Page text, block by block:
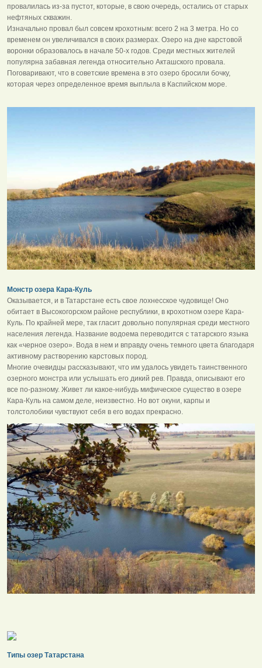
провалилась из-за пустот, которые, в свою очередь, остались от старых
нефтяных скважин.
Изначально провал был совсем крохотным: всего 2 на 3 метра. Но со
временем он увеличивался в своих размерах. Озеро на дне карстовой
воронки образовалось в начале 50-х годов. Среди местных жителей
популярна забавная легенда относительно Акташского провала.
Поговаривают, что в советские времена в это озеро бросили бочку,
которая через определенное время выплыла в Каспийском море.
Монстр озера Кара-Куль
Оказывается, и в Татарстане есть свое лохнесское чудовище! Оно
обитает в Высокогорском районе республики, в крохотном озере Кара-
Куль. По крайней мере, так гласит довольно популярная среди местного
населения легенда. Название водоема переводится с татарского языка
как «черное озеро». Вода в нем и вправду очень темного цвета благодаря
активному растворению карстовых пород.
Многие очевидцы рассказывают, что им удалось увидеть таинственного
озерного монстра или услышать его дикий рев. Правда, описывают его
все по-разному. Живет ли какое-нибудь мифическое существо в озере
Кара-Куль на самом деле, неизвестно. Но вот окуни, карпы и
толстолобики чувствуют себя в его водах прекрасно.
Типы озер Татарстана